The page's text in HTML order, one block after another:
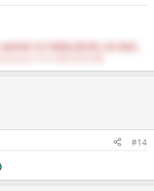
im Trüben fischt, mit dem,
#14